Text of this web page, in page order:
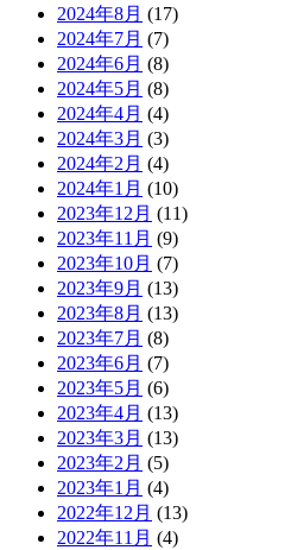
2024年8月 (17)
2024年7月 (7)
2024年6月 (8)
2024年5月 (8)
2024年4月 (4)
2024年3月 (3)
2024年2月 (4)
2024年1月 (10)
2023年12月 (11)
2023年11月 (9)
2023年10月 (7)
2023年9月 (13)
2023年8月 (13)
2023年7月 (8)
2023年6月 (7)
2023年5月 (6)
2023年4月 (13)
2023年3月 (13)
2023年2月 (5)
2023年1月 (4)
2022年12月 (13)
2022年11月 (4)